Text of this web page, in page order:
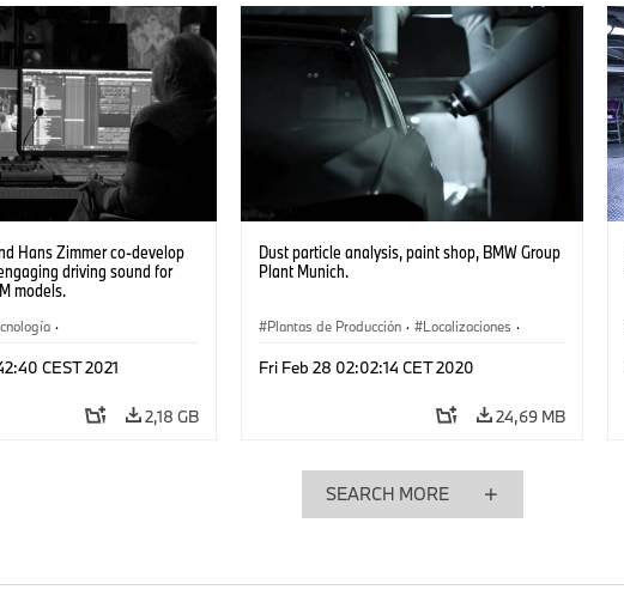
Hans Zimmer co-develop
driving sound for
models.
·
CEST 2021
2,18 GB
Dust particle analysis, paint shop, BMW Group
Plant Munich.
Plantas de Producción · Localizaciones ·
Fri Feb 28 02:02:14 CET 2020
24,69 MB
SEARCH MORE